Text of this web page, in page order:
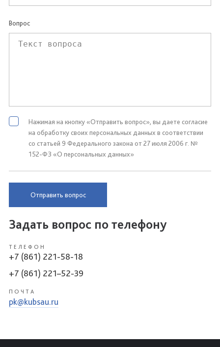
Вопрос
Нажимая на кнопку «Отправить вопрос», вы даете согласие
на обработку своих персональных данных в соответствии
со статьей 9 Федерального закона от 27 июля 2006 г. №
152-ФЗ «О персональных данных»
Отправить вопрос
Задать вопрос по телефону
ТЕЛЕФОН
+7 (861) 221-58-18
+7 (861) 221–52-39
ПОЧТА
pk@kubsau.ru